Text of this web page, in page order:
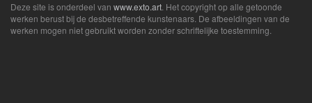
Deze site is onderdeel van www.exto.art . Het copyright op alle getoonde
werken berust bij de desbetreffende kunstenaars. De afbeeldingen van de
werken mogen niet gebruikt worden zonder schriftelijke toestemming.